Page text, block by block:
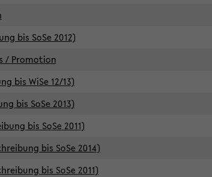
bis SoSe 2012)
/ Promotion
bis WiSe 12/13)
bis SoSe 2013)
bis SoSe 2011)
bis SoSe 2014)
bis SoSe 2011)